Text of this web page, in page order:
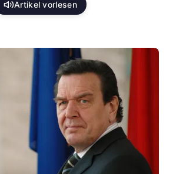
Artikel vorlesen